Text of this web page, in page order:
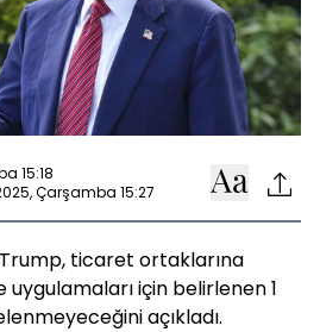
15:18
Çarşamba 15:27
Trump, ticaret ortaklarına
uygulamaları için belirlenen 1
açıkladı.